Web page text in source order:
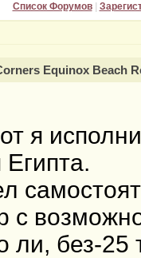
Список Форумов|
Equinox Beach
я
Египта.
с
ли, без-25